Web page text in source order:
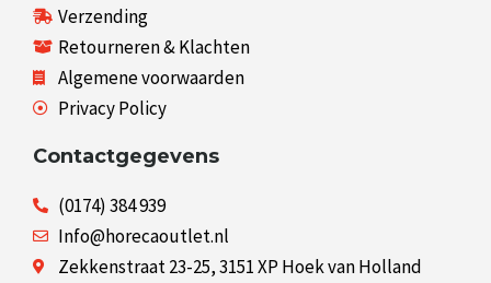
Verzending
Retourneren & Klachten
Algemene voorwaarden
Privacy Policy
Contactgegevens
(0174) 384 939
Info@horecaoutlet.nl
Zekkenstraat 23-25, 3151 XP Hoek van Holland